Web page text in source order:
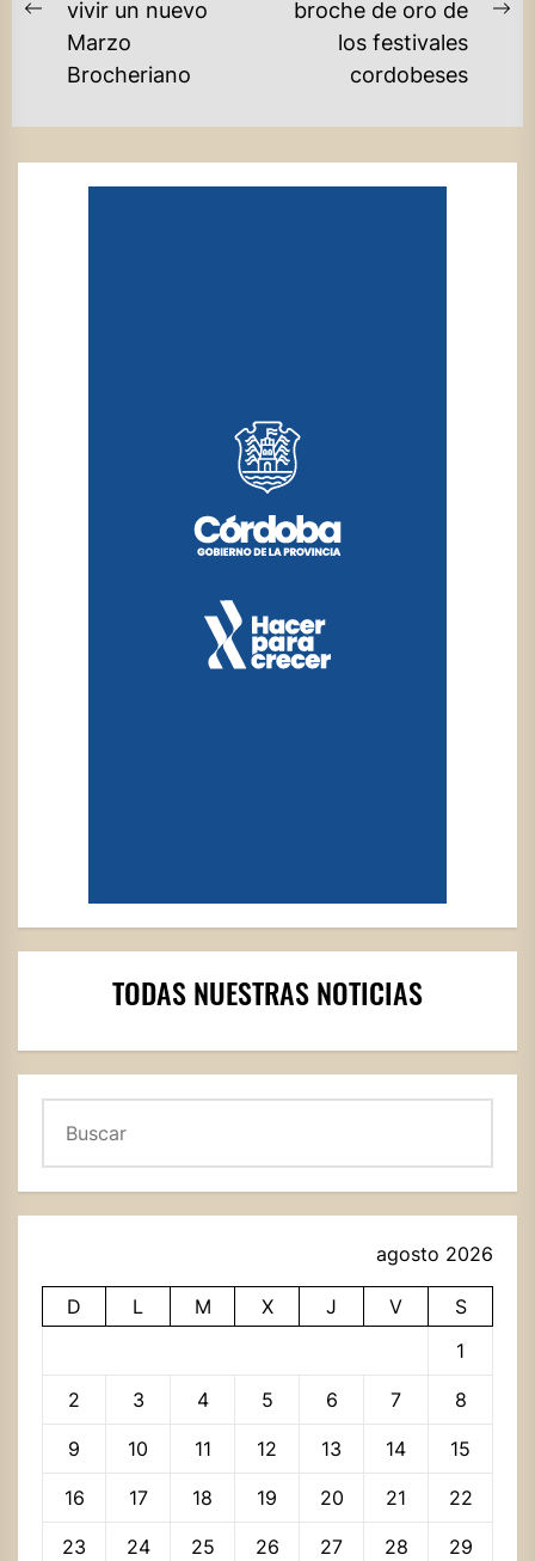
ENTRADAS
Previous
post:
vivir un nuevo
Marzo
Brocheriano
broche de oro de
los festivales
cordobeses
TODAS NUESTRAS NOTICIAS
agosto 2026
D L M X J V
S
1
2 3 4 5 6 7 8
9 10 11 12 13 14 15
16 17 18 19 20 21 22
23 24 25 26 27 28 29